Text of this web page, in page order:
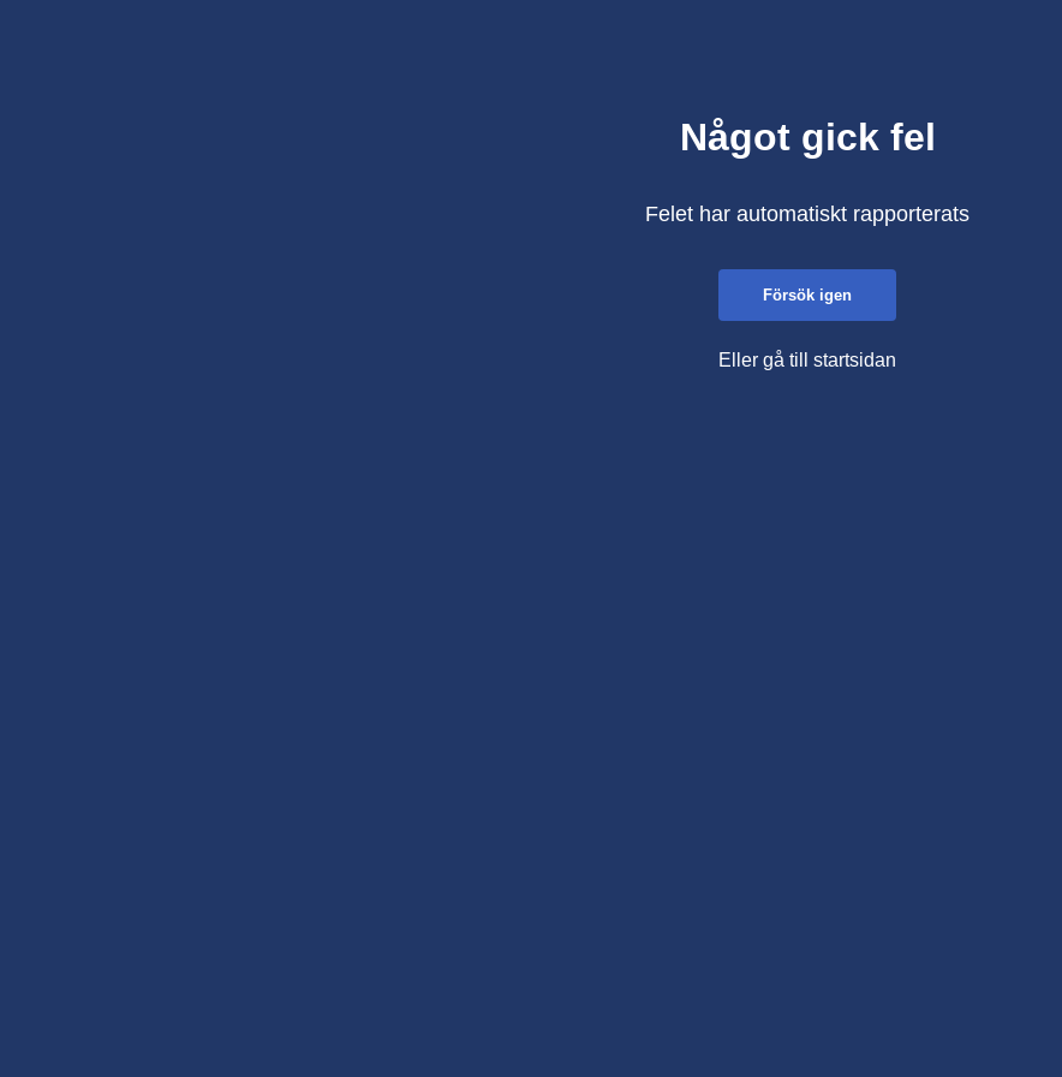
Något gick fel
Felet har automatiskt rapporterats
Försök igen
Eller gå till startsidan